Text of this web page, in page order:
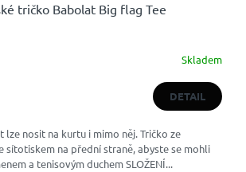
tričko Babolat Big flag Tee
Skladem
DETAIL
nosit na kurtu i mimo něj. Tričko ze
sítotiskem na přední straně, abyste se mohli
a tenisovým duchem SLOŽENÍ...